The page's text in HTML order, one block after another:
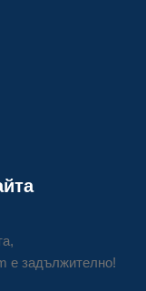
е задължително!